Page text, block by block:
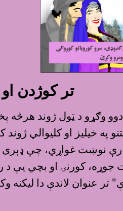
تر کوژدن
وګړو د ټول ژوند هرڅه
خيليز او کليوالي
چارې نوښت غواړي، چې
کورنۍ او بچي يې د
عنوان لاندې دا